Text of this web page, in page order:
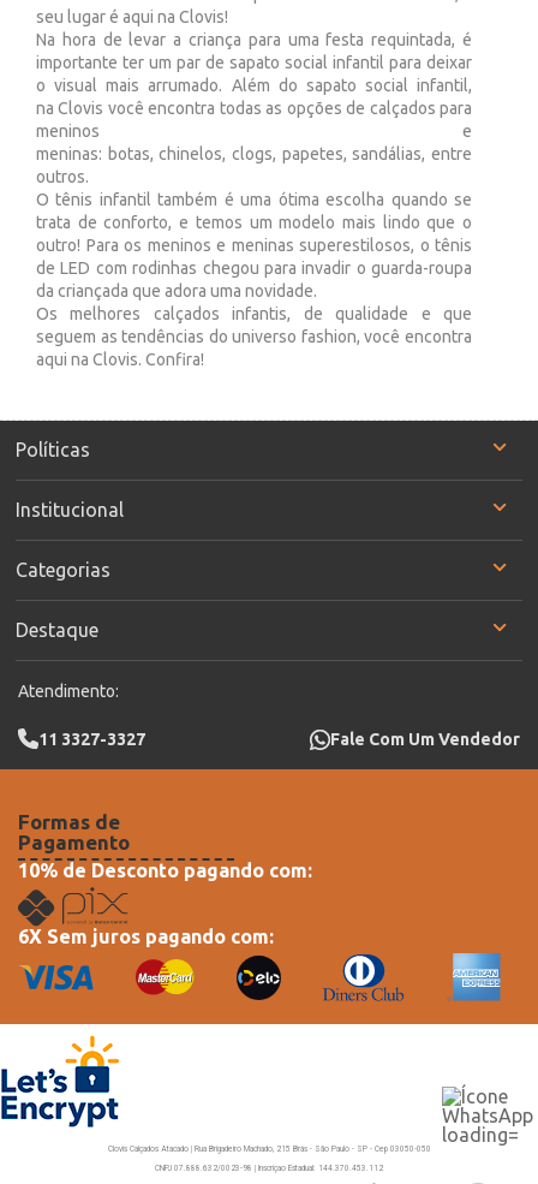
seu lugar é aqui na Clovis!
Na hora de levar a criança para uma festa requintada, é
importante ter um par de sapato social infantil para deixar
o visual mais arrumado. Além do sapato social infantil,
na Clovis você encontra todas as opções de calçados para
meninos e
meninas: botas, chinelos, clogs, papetes, sandálias, entre
outros.
O tênis infantil também é uma ótima escolha quando se
trata de conforto, e temos um modelo mais lindo que o
outro! Para os meninos e meninas superestilosos, o tênis
de LED com rodinhas chegou para invadir o guarda-roupa
da criançada que adora uma novidade.
Os melhores calçados infantis, de qualidade e que
seguem as tendências do universo fashion, você encontra
aqui na Clovis. Confira!
Políticas
Institucional
Categorias
Destaque
Atendimento:
11 3327-3327 Fale Com Um Vendedor
Formas de
Pagamento
10% de Desconto pagando com:
6X Sem juros pagando com:
Clovis Calçados Atacado | Rua Brigadeiro Machado, 215 Brás - São Paulo - SP - Cep 03050-050
CNPJ 07.888.632/0023-98 | Inscriçao Estadual: 144.370.453.112